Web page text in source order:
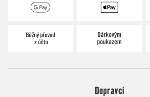
Dopravci